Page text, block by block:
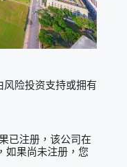
险投资支持或拥有
已注册，该公司在
如果尚未注册，您